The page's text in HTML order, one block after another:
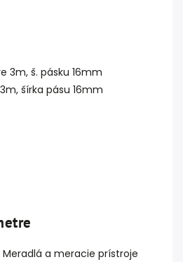
3m, š. pásku 16mm
šírka pásu 16mm
Meradlá a meracie prístroje